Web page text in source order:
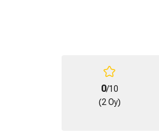
0/10
(2 Oy)